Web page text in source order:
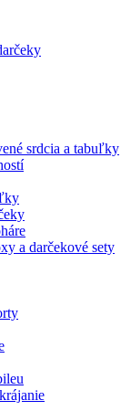
srdcia a tabuľky
a darčekové sety